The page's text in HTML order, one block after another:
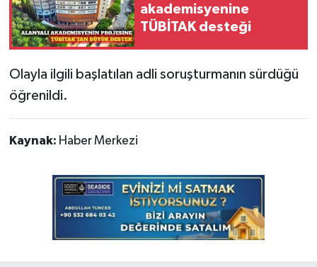
akademisyenine
TÜBİTAK desteği
Olayla ilgili başlatılan adli soruşturmanın sürdüğü
öğrenildi.
Kaynak: Haber Merkezi